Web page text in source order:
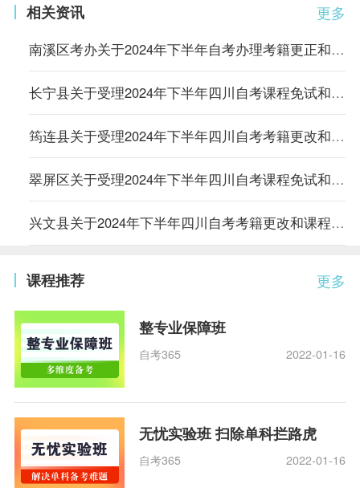
更多
相关资讯
南溪区考办关于2024年下半年自考办理考籍更正和课程免试申请的通知
长宁县关于受理2024年下半年四川自考课程免试和考籍更改申请的通告
筠连县关于受理2024年下半年四川自考考籍更改和课程免试申请的通知
翠屏区关于受理2024年下半年四川自考课程免试和考籍更改申请的通知
兴文县关于2024年下半年四川自考考籍更改和课程免试申请的通告
更多
课程推荐
整专业保障班
自考365 2022-01-16
无忧实验班 扫除单科拦路虎
自考365 2022-01-16